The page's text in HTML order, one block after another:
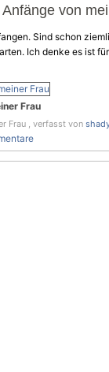
von
Sind schon
Ich denke es ist
Frau
Frau , verfasst von